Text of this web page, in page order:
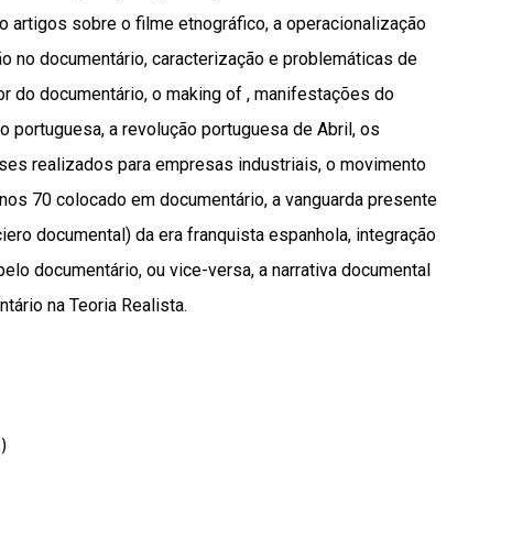
artigos sobre o filme etnográfico, a operacionalização
no documentário, caracterização e problemáticas de
do documentário, o making of , manifestações do
portuguesa, a revolução portuguesa de Abril, os
realizados para empresas industriais, o movimento
70 colocado em documentário, a vanguarda presente
documental) da era franquista espanhola, integração
documentário, ou vice-versa, a narrativa documental
na Teoria Realista.